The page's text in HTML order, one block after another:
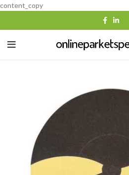
content_copy